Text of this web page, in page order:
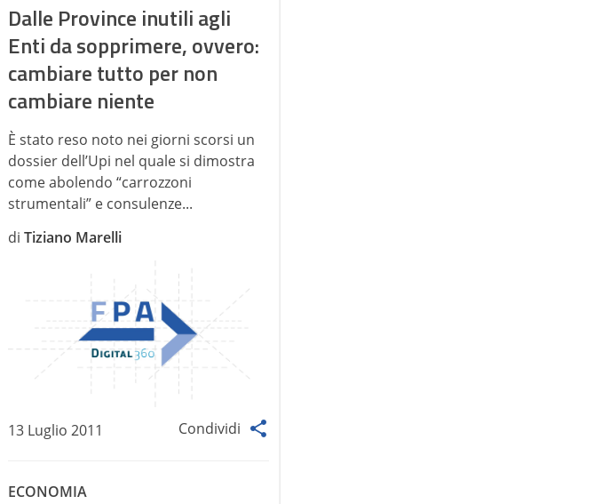
Dalle Province inutili agli
Enti da sopprimere, ovvero:
cambiare tutto per non
cambiare niente
È stato reso noto nei giorni scorsi un
dossier dell’Upi nel quale si dimostra
come abolendo “carrozzoni
strumentali” e consulenze...
di Tiziano Marelli
13 Luglio 2011 Condividi
ECONOMIA